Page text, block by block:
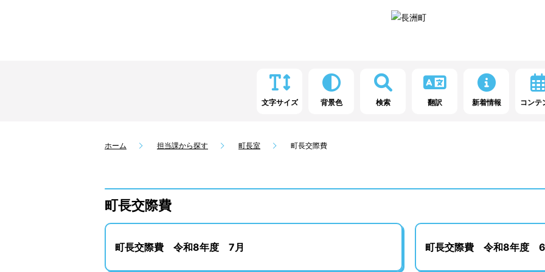
文字サイズ 背景色 検索 翻訳 新着情報 コンテ
ホーム 担当課から探す 町長室 町長交際費
町長交際費
町長交際費 令和8年度 7月 町長交際費 令和8年度